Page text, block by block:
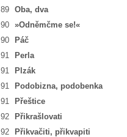
89
Oba, dva
90
»Odněmčme se!«
90
Páč
91
Perla
91
Plzák
91
Podobizna, podobenka
91
Přeštice
92
Přikrašlovati
92
Přikvačiti, přikvapiti